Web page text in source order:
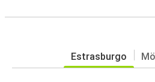
Estrasburgo